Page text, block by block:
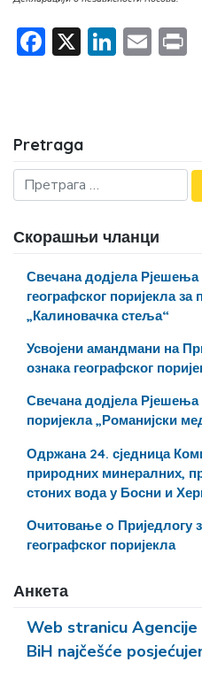
Facebook
X LinkedIn
Email
Pretraga
Скорашњи чланци
Свечана додјела Рјешења
географског поријекла
„Калиновачка стеља“
Усвојени амандмани на
ознака географског
Свечана додјела Рјешења
поријекла „Романијски
Одржана 24. сједница
природних минералних,
стоних вода у Босни и
Очитовање o Приједлогу
географског поријекла
Анкета
Web stranicu
BiH najčešće